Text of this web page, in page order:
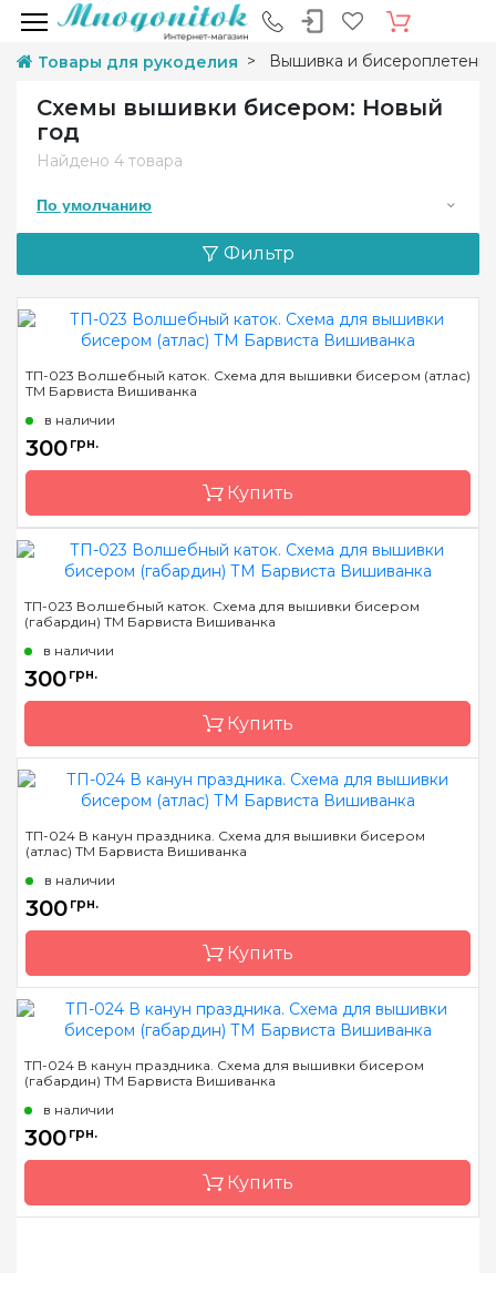
Товары для рукоделия Вышивка и
Cхемы вышивки бисером: Новый
год
Найдено 4 товара
По умолчанию
Фильтр
ТП-023 Волшебный каток. Схема для вышивки бисером (атлас)
ТМ Барвиста Вишиванка
в наличии
300 грн.
Купить
Страна-производитель
Зашивка
Материал
Размер
73х38 см
ТП-023 Волшебный каток. Схема для вышивки бисером
(габардин) ТМ Барвиста Вишиванка
в наличии
300 грн.
Купить
Страна-производитель
Зашивка
Материал
Размер
73х38 см
ТП-024 В канун праздника. Схема для вышивки бисером
(атлас) ТМ Барвиста Вишиванка
в наличии
300 грн.
Купить
Страна-производитель
Зашивка
Материал
Размер
73х38 см
ТП-024 В канун праздника. Схема для вышивки бисером
(габардин) ТМ Барвиста Вишиванка
в наличии
300 грн.
Купить